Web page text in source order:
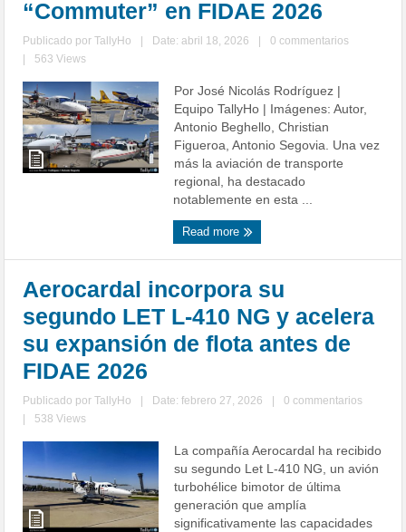
“Commuter” en FIDAE 2026
Publicado porTallyHo Date: abril 18, 2026
0 commentarios
563 Views
Por José Nicolás Rodríguez |
Equipo TallyHo | Imágenes: Autor,
Antonio Beghello, Christian
Figueroa, Antonio Segovia. Una vez
más la aviación de transporte
regional, ha destacado
notablemente en esta ...
Read more
Aerocardal incorpora su
segundo LET L-410 NG y acelera
su expansión de flota antes de
FIDAE 2026
Publicado porTallyHo Date: febrero 27, 2026
0 commentarios
538 Views
La compañía Aerocardal ha recibido
su segundo Let L-410 NG, un avión
turbohélice bimotor de última
generación que amplía
significativamente las capacidades